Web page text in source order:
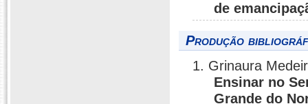
de
Produção
1. Grinaura
Ensinar no
Grande do